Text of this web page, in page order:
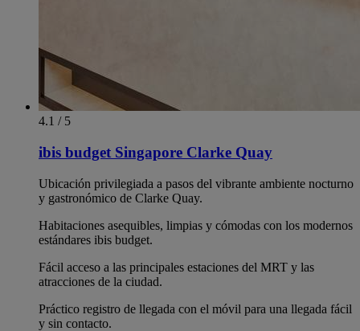
4.1 / 5
ibis budget Singapore Clarke Quay
Ubicación privilegiada a pasos del vibrante ambiente nocturno
y gastronómico de Clarke Quay.
Habitaciones asequibles, limpias y cómodas con los modernos
estándares ibis budget.
Fácil acceso a las principales estaciones del MRT y las
atracciones de la ciudad.
Práctico registro de llegada con el móvil para una llegada fácil
y sin contacto.